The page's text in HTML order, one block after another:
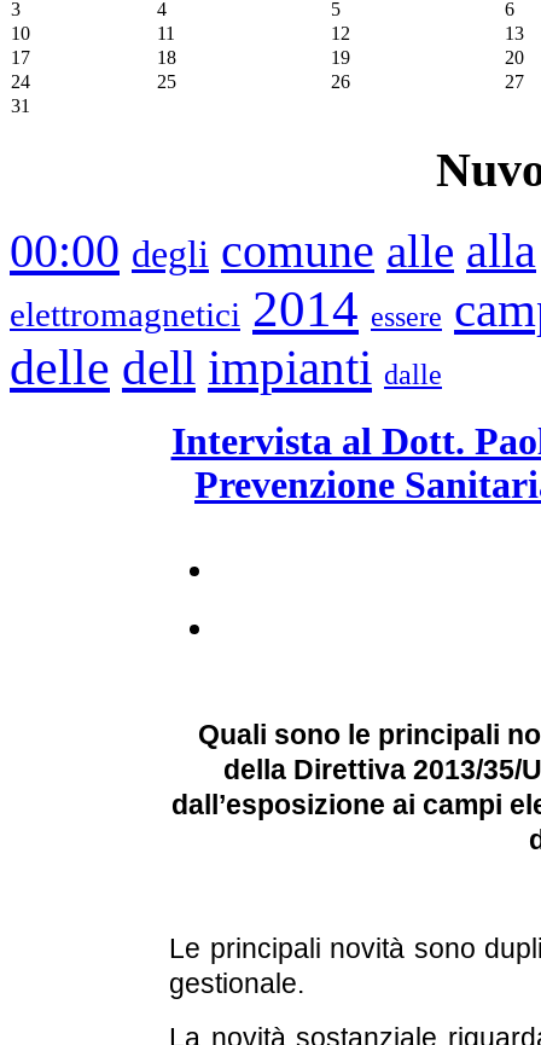
3 4 5
6
10
11 12
13
17
18 19
20
24
25 26
27
31
00:00 degli comune alle alla
elettromagnetici 2014 essere
delle dell impianti dalle
Intervista al Dott.
Prevenzione
Quali sono le principali
della Direttiva 2013/35/
dall’esposizione ai campi
Le principali novità sono
gestionale.
La novità sostanziale